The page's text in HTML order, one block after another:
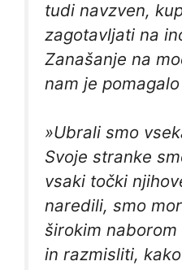
tudi navzven,
zagotavljati na
Zanašanje na
nam je
»Ubrali smo
Svoje stranke
vsaki točki
naredili, smo
širokim
in razmisliti,